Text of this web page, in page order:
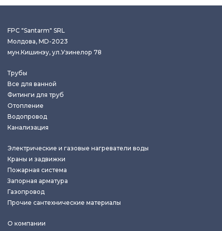
FPC "Santarm" SRL
Молдова, MD-2023
мун.Кишинэу, ул.Узинелор 78
Трубы
Все для ванной
Фитинги для труб
Отопление
Водопровод
Канализация
Электрические и газовые нагреватели воды
Краны и задвижки
Пожарная система
Запорная арматура
Газопровод
Прочие сантехнические материалы
О компании